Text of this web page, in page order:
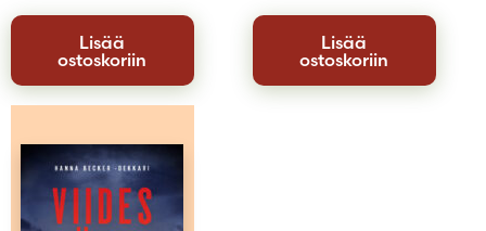
Lisää
ostoskoriin
Lisää
ostoskoriin